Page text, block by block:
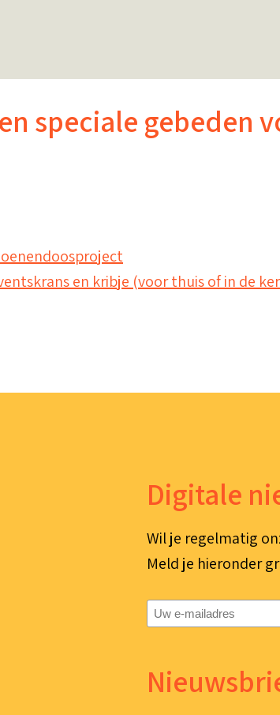
speciale gebeden
en kribje (voor thuis of in de
Digitale
Wil je regelmatig
Meld je hieronder
E-
mailadres(Vereist)